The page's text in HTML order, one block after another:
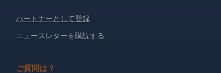
パートナーとして登録
ニュースレターを購読する
ご質問は？